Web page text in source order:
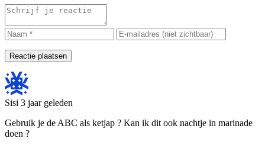
Reactie plaatsen
Sisi 3 jaar geleden
Gebruik je de ABC als ketjap ? Kan ik dit ook nachtje in marinade
doen ?